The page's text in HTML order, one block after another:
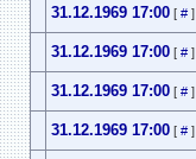
31.12.1969 17:00[ #]
31.12.1969 17:00[ #]
31.12.1969 17:00[ #]
31.12.1969 17:00[ #]